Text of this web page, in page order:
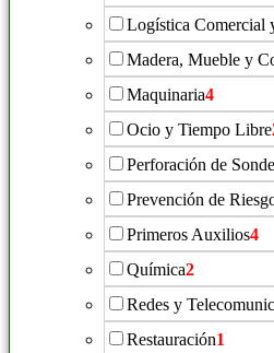
Logística Comercial
Madera, Mueble y
Maquinaria4
Ocio y Tiempo Libre
Perforación de
Prevención de
Primeros Auxilios4
Química2
Redes y
Restauración1